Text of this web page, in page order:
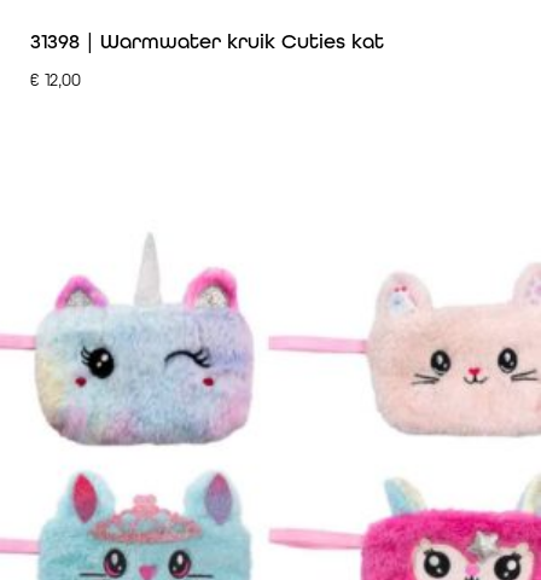
31398 | Warmwater kruik Cuties kat
€ 12,00